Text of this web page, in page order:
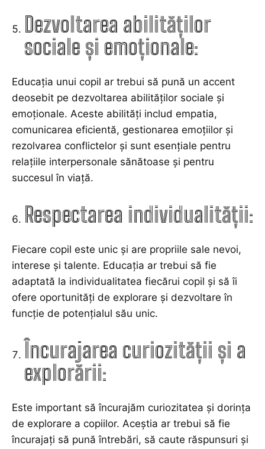
Dezvoltarea abilităților
sociale și emoționale:
Educația unui copil ar trebui să pună un accent
deosebit pe dezvoltarea abilităților sociale și
emoționale. Aceste abilități includ empatia,
comunicarea eficientă, gestionarea emoțiilor și
rezolvarea conflictelor și sunt esențiale pentru
relațiile interpersonale sănătoase și pentru
succesul în viață.
Respectarea individualității:
Fiecare copil este unic și are propriile sale nevoi,
interese și talente. Educația ar trebui să fie
adaptată la individualitatea fiecărui copil și să îi
ofere oportunități de explorare și dezvoltare în
funcție de potențialul său unic.
Încurajarea curiozității și a
explorării:
Este important să încurajăm curiozitatea și dorința
de explorare a copiilor. Aceștia ar trebui să fie
încurajați să pună întrebări, să caute răspunsuri și